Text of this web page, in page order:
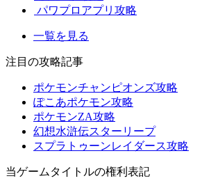
パワプロアプリ攻略
一覧を見る
注目の攻略記事
ポケモンチャンピオンズ攻略
ぽこあポケモン攻略
ポケモンZA攻略
幻想水滸伝スターリープ
スプラトゥーンレイダース攻略
当ゲームタイトルの権利表記